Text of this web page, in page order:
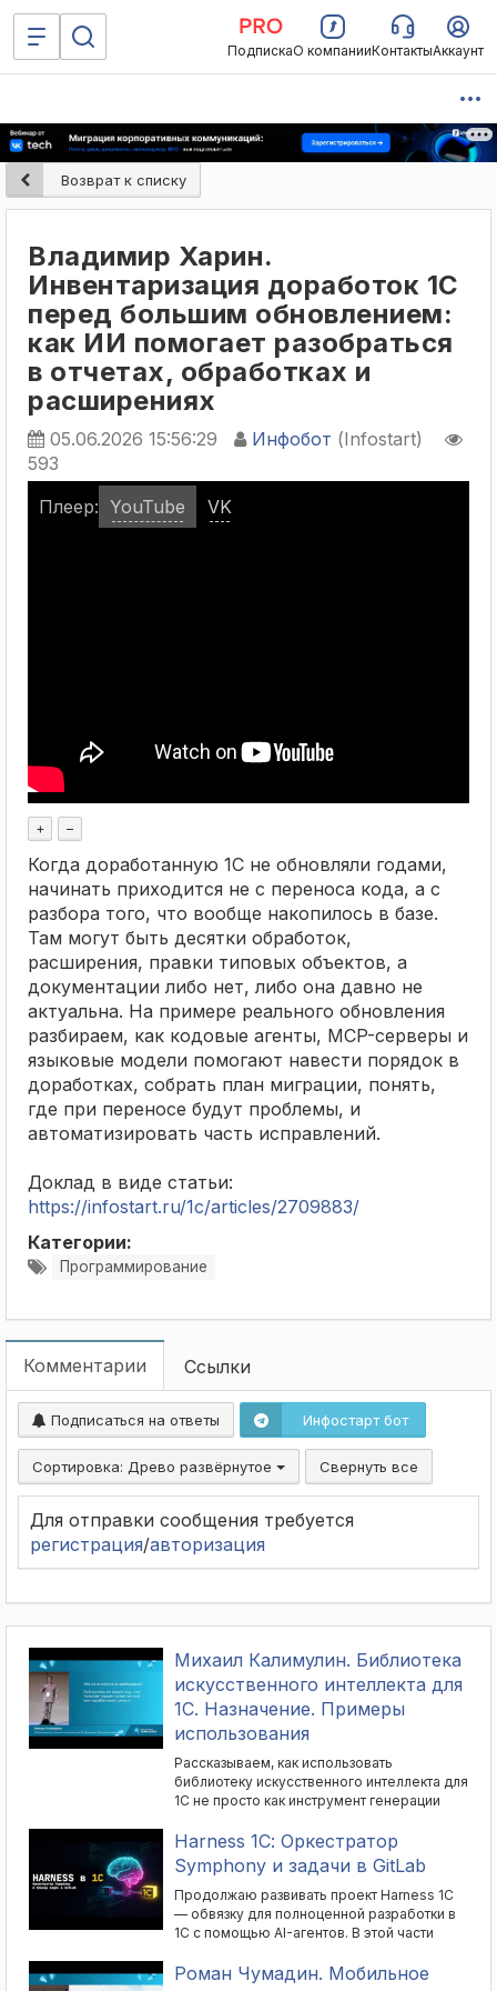
ПодпискаО компанииКонтактыАккаунт
Возврат к списку
Владимир Харин.
Инвентаризация доработок 1С
перед большим обновлением:
как ИИ помогает разобраться
в отчетах, обработках и
расширениях
05.06.2026 15:56:29 Инфобот (Infostart)
593
Плеер: YouTube VK
+ –
Когда доработанную 1С не обновляли годами,
начинать приходится не с переноса кода, а с
разбора того, что вообще накопилось в базе.
Там могут быть десятки обработок,
расширения, правки типовых объектов, а
документации либо нет, либо она давно не
актуальна. На примере реального обновления
разбираем, как кодовые агенты, MCP-серверы и
языковые модели помогают навести порядок в
доработках, собрать план миграции, понять,
где при переносе будут проблемы, и
автоматизировать часть исправлений.
Доклад в виде статьи:
https://infostart.ru/1c/articles/2709883/
Категории:
Программирование
Комментарии Ссылки
Подписаться на ответы Инфостарт бот
Сортировка: Древо развёрнутое Свернуть все
Для отправки сообщения требуется
регистрация/авторизация
Михаил Калимулин. Библиотека
искусственного интеллекта для
1С. Назначение. Примеры
использования
Рассказываем, как использовать
библиотеку искусственного интеллекта для
1С не просто как инструмент генерации
решений. Показываем, как с ее помощью
строить BI-систему на естественном языке:
пользователь формулирует вопрос по
продажам обычным текстом, а система
генерирует запрос к базе и возвращает
результат в виде таблицы или графики.
продавца, который общается с
Harness 1С: Оркестратор
Symphony и задачи в GitLab
Продолжаю развивать проект Harness 1С
— обвязку для полноценной разработки в
1С с помощью AI-агентов. В этой части
мониторит трекер задач в GitLab,
Роман Чумадин. Мобильное